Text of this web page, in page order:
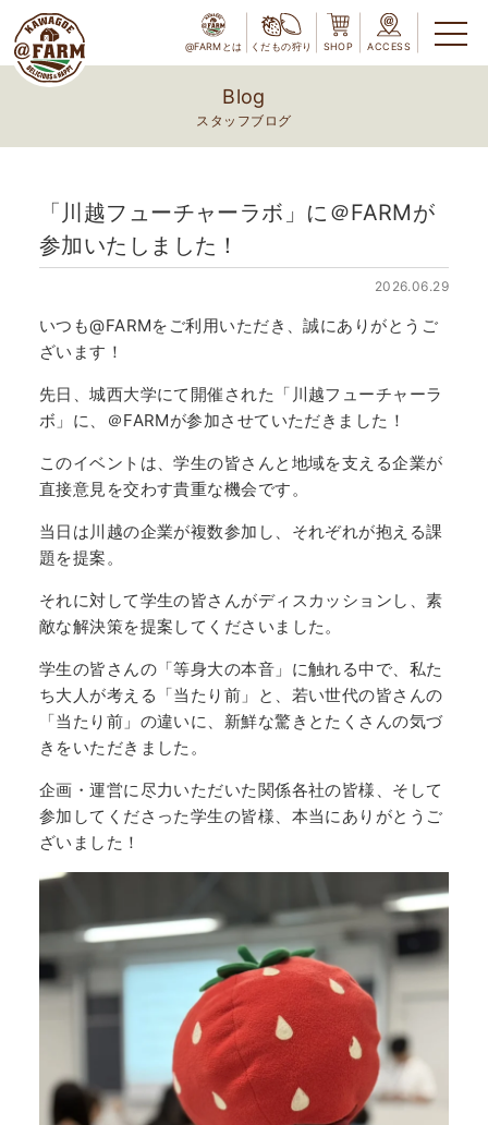
@FARMとは くだもの狩り SHOP ACCESS
Blog
スタッフブログ
「川越フューチャーラボ」に＠FARMが
参加いたしました！
2026.06.29
いつも@FARMをご利用いただき、誠にありがとうご
ざいます！
先日、城西大学にて開催された「川越フューチャーラ
ボ」に、＠FARMが参加させていただきました！
このイベントは、学生の皆さんと地域を支える企業が
直接意見を交わす貴重な機会です。
当日は川越の企業が複数参加し、それぞれが抱える課
題を提案。
それに対して学生の皆さんがディスカッションし、素
敵な解決策を提案してくださいました。
学生の皆さんの「等身大の本音」に触れる中で、私た
ち大人が考える「当たり前」と、若い世代の皆さんの
「当たり前」の違いに、新鮮な驚きとたくさんの気づ
きをいただきました。
企画・運営に尽力いただいた関係各社の皆様、そして
参加してくださった学生の皆様、本当にありがとうご
ざいました！